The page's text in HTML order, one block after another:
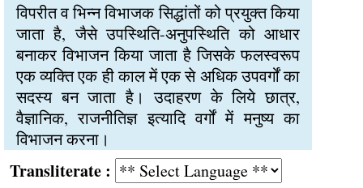
विपरीत व भिन्न विभाजक सिद्धांतों को प्रयुक्त किया
जाता है, जैसे उपस्थिति-अनुपस्थिति को आधार
बनाकर विभाजन किया जाता है जिसके फलस्वरूप
एक व्यक्ति एक ही काल में एक से अधिक उपवर्गों का
सदस्य बन जाता है। उदाहरण के लिये छात्र,
वैज्ञानिक, राजनीतिज्ञ इत्यादि वर्गों में मनुष्य का
विभाजन करना।
: